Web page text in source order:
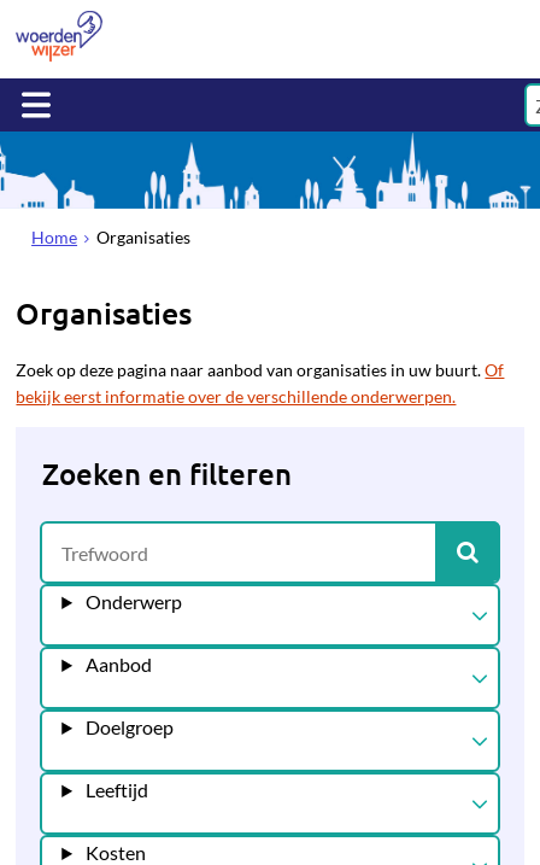
Home Organisaties
Organisaties
Zoek op deze pagina naar aanbod van organisaties in uw buurt.Of
bekijk eerst informatie over de verschillende onderwerpen.
Zoeken en filteren
Onderwerp
Aanbod
Doelgroep
Leeftijd
Kosten